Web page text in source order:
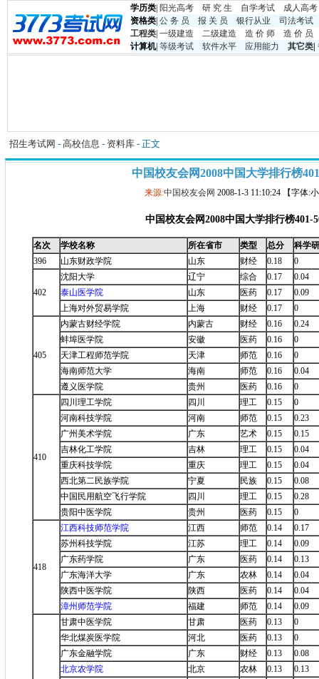
学历类 阳光高考 研 究 生 自学考试
成人高考
资格类 公 务 员 报 关 员 银行从业
司法考试
工程类 一级建造 二级建造 造 价 师
造 价 员
计算机| 等级考试 软件水平 应用能力 其它类
招生考试网 - 高校信息 - 资料库 - 正文
中国校友会网2008中国大学排行榜
来源:中国校友会网 2008-1-3 11:10:24 【字体:
中国校友会网2008中国大学排行榜401-
名次 学校名称 所在省市 类型 总分
科学
396
山东财政学院 山东 财经 0.18 0
402
沈阳大学 辽宁 综合 0.17
0.04
泰山医学院
山东 医药 0.17
0.09
上海对外贸易学院
上海 财经 0.17 0
405
内蒙古财经学院 内蒙古 财经 0.16
0.24
蚌埠医学院
安徽 医药 0.16
0
天津工程师范学院
天津 师范 0.16
0
海南师范大学
海南 师范 0.16
0.04
遵义医学院
贵州 医药 0.16 0
410
四川理工学院 四川 理工 0.15
0
河南科技学院
河南 师范 0.15
0.23
广州美术学院
广东 艺术 0.15
0.15
吉林化工学院
吉林 理工 0.15
0.04
重庆科技学院
重庆 理工 0.15
0.04
西北第二民族学院
宁夏 民族 0.15
0.08
中国民用航空飞行学院
四川 理工 0.15
0.28
贵阳中医学院
贵州 医药 0.15 0
418
江西科技师范学院 江西 师范 0.14
0.17
苏州科技学院
江苏 理工 0.14
0.09
广东药学院
广东 医药 0.14
0.13
广东海洋大学
广东 农林 0.14
0.04
陕西中医学院
陕西 医药 0.14
0.04
漳州师范学院
福建 师范 0.14 0.09
甘肃中医学院 甘肃 医药 0.13
0
华北煤炭医学院
河北 医药 0.13
0
广东金融学院
广东 财经 0.13
0.08
北京农学院
北京 农林 0.13
0.13